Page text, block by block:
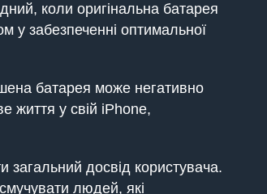
коли оригінальна батарея
у забезпеченні оптимальної
батарея може негативно
життя у свій iPhone,
досвід користувача.
людей, які